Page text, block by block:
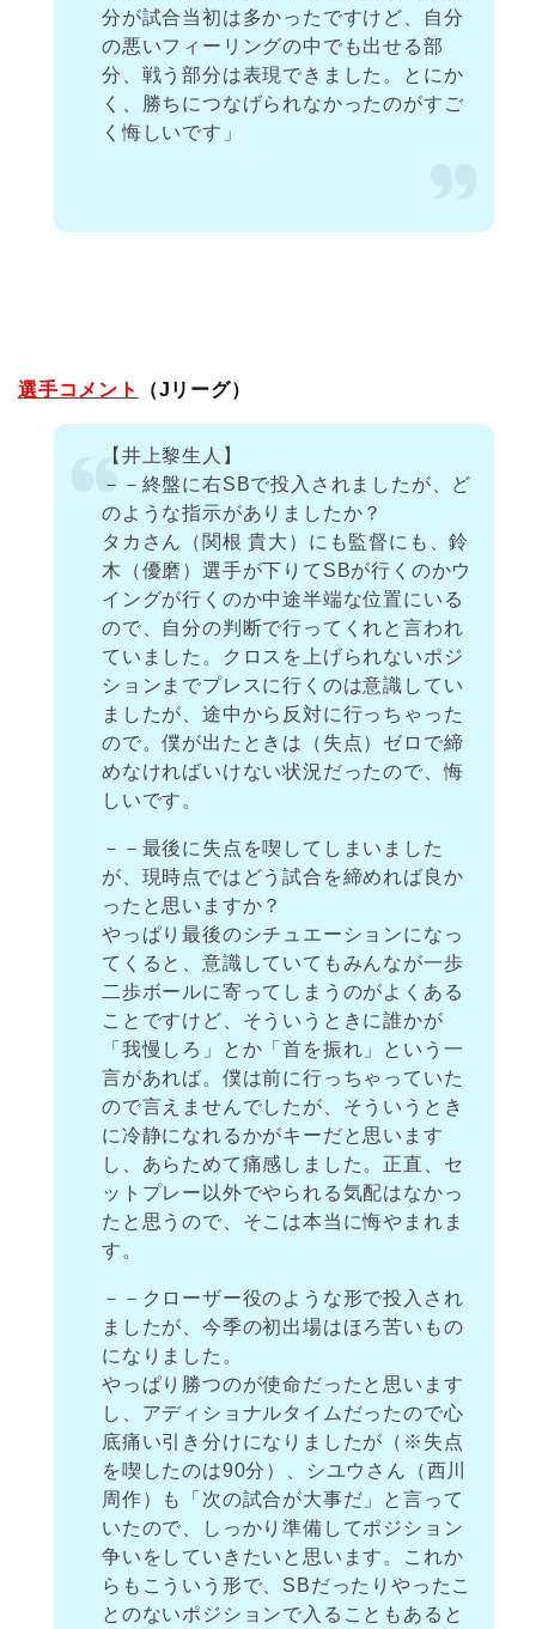
分が試合当初は多かったですけど、自分
の悪いフィーリングの中でも出せる部
分、戦う部分は表現できました。とにか
く、勝ちにつなげられなかったのがすご
く悔しいです」
選手コメント （Jリーグ）
【井上黎生人】
－－終盤に右SBで投入されましたが、ど
のような指示がありましたか？
タカさん（関根 貴大）にも監督にも、鈴
木（優磨）選手が下りてSBが行くのかウ
イングが行くのか中途半端な位置にいる
ので、自分の判断で行ってくれと言われ
ていました。クロスを上げられないポジ
ションまでプレスに行くのは意識してい
ましたが、途中から反対に行っちゃった
ので。僕が出たときは（失点）ゼロで締
めなければいけない状況だったので、悔
しいです。
－－最後に失点を喫してしまいました
が、現時点ではどう試合を締めれば良か
ったと思いますか？
やっぱり最後のシチュエーションになっ
てくると、意識していてもみんなが一歩
二歩ボールに寄ってしまうのがよくある
ことですけど、そういうときに誰かが
「我慢しろ」とか「首を振れ」という一
言があれば。僕は前に行っちゃっていた
ので言えませんでしたが、そういうとき
に冷静になれるかがキーだと思います
し、あらためて痛感しました。正直、セ
ットプレー以外でやられる気配はなかっ
たと思うので、そこは本当に悔やまれま
す。
－－クローザー役のような形で投入され
ましたが、今季の初出場はほろ苦いもの
になりました。
やっぱり勝つのが使命だったと思います
し、アディショナルタイムだったので心
底痛い引き分けになりましたが（※失点
を喫したのは90分）、シユウさん（西川
周作）も「次の試合が大事だ」と言って
いたので、しっかり準備してポジション
争いをしていきたいと思います。これか
らもこういう形で、SBだったりやったこ
とのないポジションで入ることもあると